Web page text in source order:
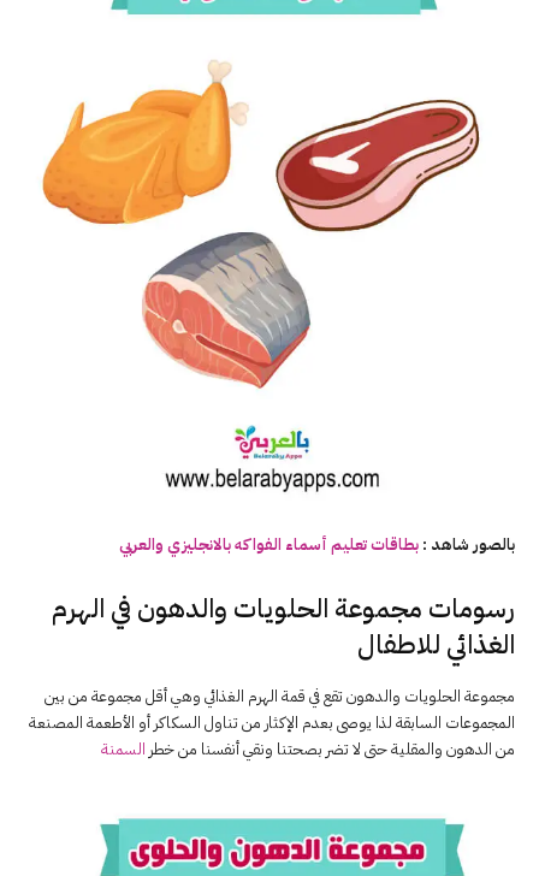
بالصور شاهد : بطاقات تعليم أسماء الفواكه بالانجليزي والعربي
رسومات مجموعة الحلويات والدهون في الهرم
الغذائي للاطفال
مجموعة الحلويات والدهون تقع في قمة الهرم الغذائي وهي أقل مجموعة من بين
المجموعات السابقة لذا يوصى بعدم الإكثار من تناول السكاكر أو الأطعمة المصنعة
من الدهون والمقلية حتى لا تضر بصحتنا ونقي أنفسنا من خطر السمنة